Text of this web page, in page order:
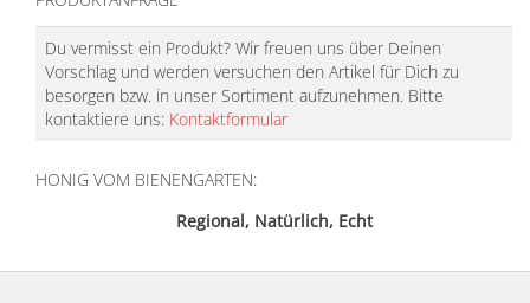
Du vermisst ein Produkt? Wir freuen uns über Deinen
Vorschlag und werden versuchen den Artikel für Dich zu
besorgen bzw. in unser Sortiment aufzunehmen. Bitte
kontaktiere uns: Kontaktformular
HONIG VOM BIENENGARTEN:
Regional, Natürlich, Echt